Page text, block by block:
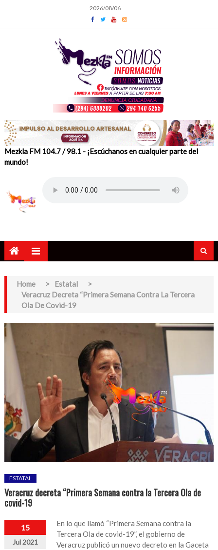
content
2026/08/06
Mezkla FM 104.7 / 98.1 - ¡Escúchanos en cualquier parte del
mundo!
Home > Estatal
>
Veracruz Decreta “Primera Semana Contra La Tercera
Ola De Covid-19
ESTATAL
Veracruz decreta “Primera Semana contra la Tercera Ola de
covid-19
15
Jul 2021
En lo que llamó “Primera Semana contra la
Tercera Ola de covid-19”, el gobierno de
Veracruz publicó un nuevo decreto en la Gaceta